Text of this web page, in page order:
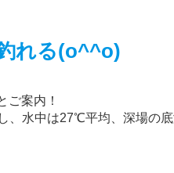
れる(o^^o)
ご案内！
、水中は27℃平均、深場の